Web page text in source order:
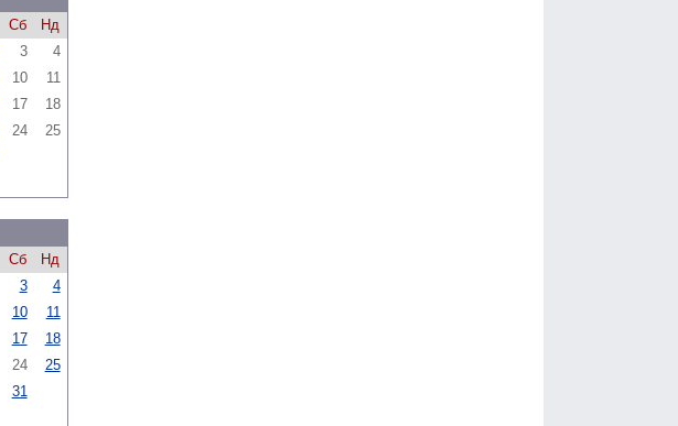
Сб
Нд
3
4
10
11
17
18
24
25
Сб
Нд
3
4
10
11
17
18
24
25
31